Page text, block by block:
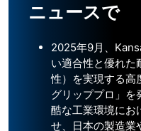
ニュースで
2025年9月、
い適合性と優れた
性）を実現する高
グリッププロ」を
酷な工業環境にお
せ、日本の製造業